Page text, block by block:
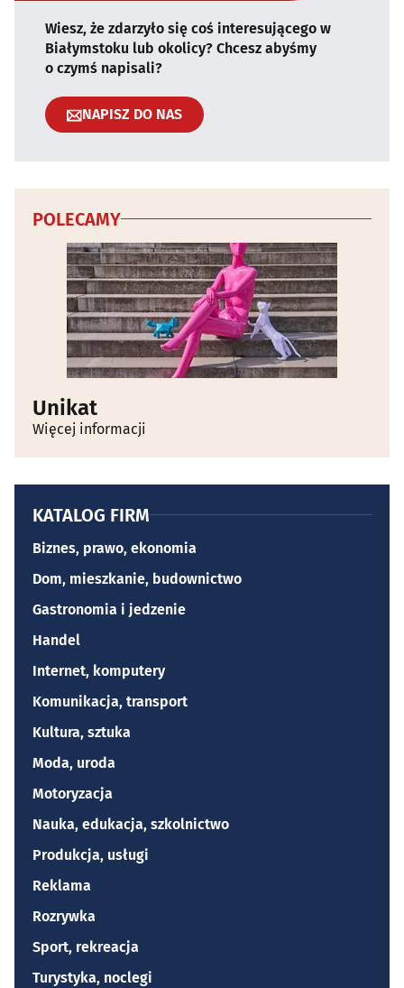
Wiesz, że zdarzyło się coś interesującego w
Białymstoku lub okolicy? Chcesz abyśmy
o czymś napisali?
NAPISZ DO NAS
POLECAMY
Unikat
Więcej informacji
KATALOG FIRM
Biznes, prawo, ekonomia
Dom, mieszkanie, budownictwo
Gastronomia i jedzenie
Handel
Internet, komputery
Komunikacja, transport
Kultura, sztuka
Moda, uroda
Motoryzacja
Nauka, edukacja, szkolnictwo
Produkcja, usługi
Reklama
Rozrywka
Sport, rekreacja
Turystyka, noclegi